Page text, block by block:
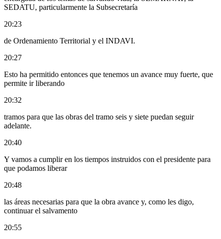
SEDATU, particularmente la Subsecretaría
20:23
de Ordenamiento Territorial y el INDAVI.
20:27
Esto ha permitido entonces que tenemos un avance muy fuerte, que
permite ir liberando
20:32
tramos para que las obras del tramo seis y siete puedan seguir
adelante.
20:40
Y vamos a cumplir en los tiempos instruidos con el presidente para
que podamos liberar
20:48
las áreas necesarias para que la obra avance y, como les digo,
continuar el salvamento
20:55